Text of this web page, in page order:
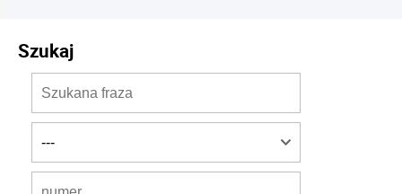
Szukaj